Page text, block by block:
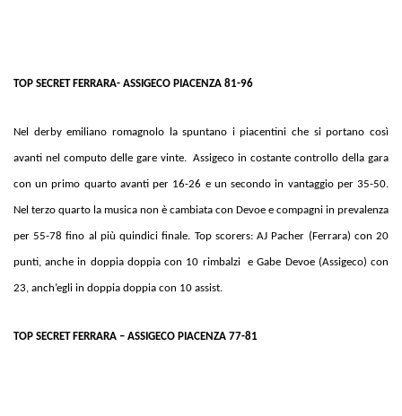
TOP SECRET FERRARA- ASSIGECO PIACENZA 81-96
Nel derby emiliano romagnolo la spuntano i piacentini che si portano così
avanti nel computo delle gare vinte. Assigeco in costante controllo della gara
con un primo quarto avanti per 16-26 e un secondo in vantaggio per 35-50.
Nel terzo quarto la musica non è cambiata con Devoe e compagni in prevalenza
per 55-78 fino al più quindici finale. Top scorers: AJ Pacher (Ferrara) con 20
punti, anche in doppia doppia con 10 rimbalzi e Gabe Devoe (Assigeco) con
23, anch’egli in doppia doppia con 10 assist.
TOP SECRET FERRARA – ASSIGECO PIACENZA 77-81